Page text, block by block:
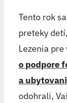
Tento rok
preteky
Lezenia
o podpore
a
odohrali,